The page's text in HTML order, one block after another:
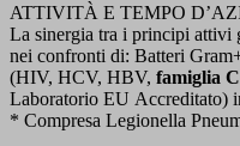
ATTIVITÀ E TEMPO
La sinergia tra i principi attivi
nei confronti di: Batteri
(HIV, HCV, HBV, famiglia
Laboratorio EU Accreditato)
* Compresa Legionella